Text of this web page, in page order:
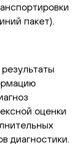
пакет).
результаты
оценки
диагностики.